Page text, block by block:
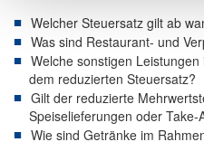
Welcher Steuersatz gilt ab
Was sind Restaurant- und
Welche sonstigen
dem reduzierten Steuersatz?
Gilt der reduzierte
Speiselieferungen oder Take-
Wie sind Getränke im